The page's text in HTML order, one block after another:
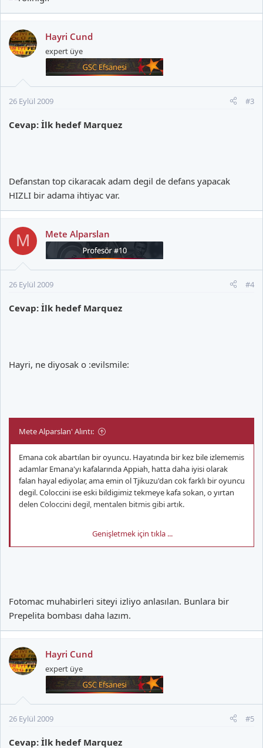
Hayri Cund
expert üye
26 Eylül 2009 #3
Cevap: İlk hedef Marquez
Defanstan top cikaracak adam degil de defans yapacak
HIZLI bir adama ihtiyac var.
M Mete Alparslan
26 Eylül 2009 #4
Cevap: İlk hedef Marquez
Hayri, ne diyosak o :evilsmile:
Mete Alparslan' Alıntı:
Emana cok abartılan bir oyuncu. Hayatında bir kez bile izlememis
adamlar Emana'yı kafalarında Appiah, hatta daha iyisi olarak
falan hayal ediyolar, ama emin ol Tjikuzu'dan cok farklı bir oyuncu
degil. Coloccini ise eski bildigimiz tekmeye kafa sokan, o yırtan
delen Coloccini degil, mentalen bitmis gibi artık.
Genişletmek için tıkla ...
Fotomac muhabirleri siteyi izliyo anlasılan. Bunlara bir
Prepelita bombası daha lazım.
Hayri Cund
expert üye
26 Eylül 2009 #5
Cevap: İlk hedef Marquez